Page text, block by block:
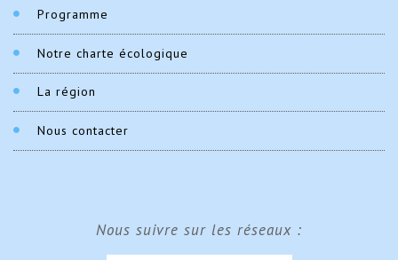
Programme
Notre charte écologique
La région
Nous contacter
Nous suivre sur les réseaux :